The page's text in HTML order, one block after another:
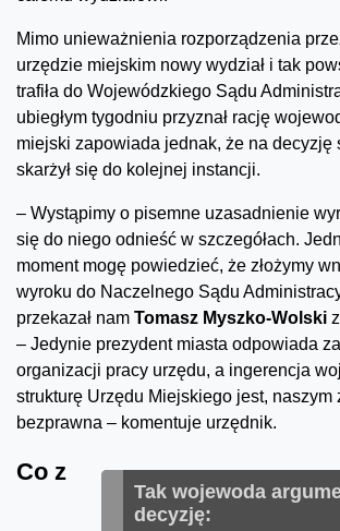
Mimo unieważnienia rozporządzenia
urzędzie miejskim nowy wydział i tak
trafiła do Wojewódzkiego Sądu
ubiegłym tygodniu przyznał rację
miejski zapowiada jednak, że na decyzję
skarżył się do kolejnej instancji.
– Wystąpimy o pisemne uzasadnienie
się do niego odnieść w szczegółach.
moment mogę powiedzieć, że złożymy
wyroku do Naczelnego Sądu
przekazał nam Tomasz Myszko-Wolski
– Jedynie prezydent miasta odpowiada
organizacji pracy urzędu, a ingerencja
strukturę Urzędu Miejskiego jest, naszym
bezprawna – komentuje urzędnik.
Tak wojewoda
decyzję:
Co z